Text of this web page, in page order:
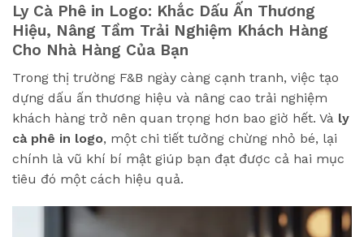
Ly Cà Phê in Logo: Khắc Dấu Ấn Thương
Hiệu, Nâng Tầm Trải Nghiệm Khách Hàng
Cho Nhà Hàng Của Bạn
Trong thị trường F&B ngày càng cạnh tranh, việc tạo
dựng dấu ấn thương hiệu và nâng cao trải nghiệm
khách hàng trở nên quan trọng hơn bao giờ hết. Và ly
cà phê in logo, một chi tiết tưởng chừng nhỏ bé, lại
chính là vũ khí bí mật giúp bạn đạt được cả hai mục
tiêu đó một cách hiệu quả.